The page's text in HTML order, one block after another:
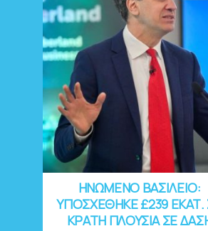
ΗΝΩΜΕΝΟ ΒΑΣΙΛΕΙΟ:
ΥΠΟΣΧΕΘΗΚΕ £239 ΕΚΑΤ.
ΚΡΑΤΗ ΠΛΟΥΣΙΑ ΣΕ